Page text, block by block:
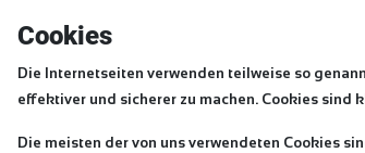
Cookies
Die Internetseiten verwenden teilweise so
effektiver und sicherer zu machen. Cookies sind
Die meisten der von uns verwendeten Cookies